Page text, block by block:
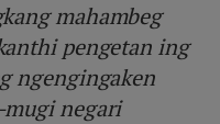
mahambeg
pengetan ing
ngengingaken
mugi negari